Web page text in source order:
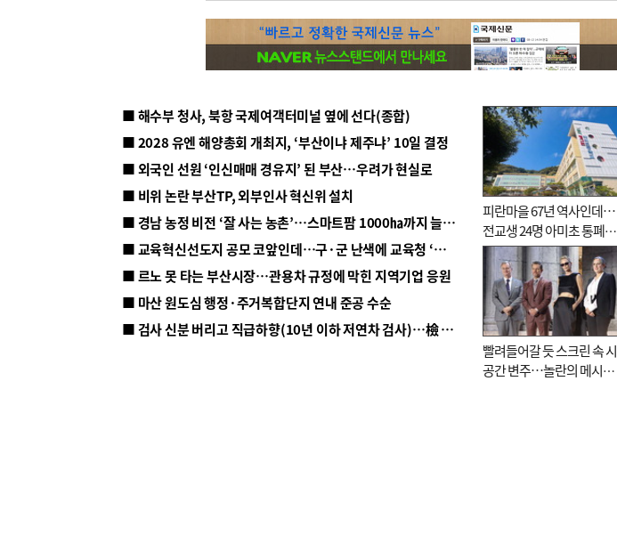
■ 해수부 청사, 북항 국제여객터미널 옆에 선다(종합)
■ 2028 유엔 해양총회 개최지, ‘부산이냐 제주냐’ 10일 결정
■ 외국인 선원 ‘인신매매 경유지’ 된 부산…우려가 현실로
■ 비위 논란 부산TP, 외부인사 혁신위 설치
■ 경남 농정 비전 ‘잘 사는 농촌’…스마트팜 1000㏊까지 늘린다
■ 교육혁신선도지 공모 코앞인데…구·군 난색에 교육청 ‘쩔쩔’
■ 르노 못 타는 부산시장…관용차 규정에 막힌 지역기업 응원
■ 마산 원도심 행정·주거복합단지 연내 준공 수순
■ 검사 신분 버리고 직급하향(10년 이하 저연차 검사)…檢 중수청행 기피
피란마을 67년 역사인데…
전교생 24명 아미초 통폐합
기로
빨려들어갈 듯 스크린 속 시
공간 변주…놀란의 메시지